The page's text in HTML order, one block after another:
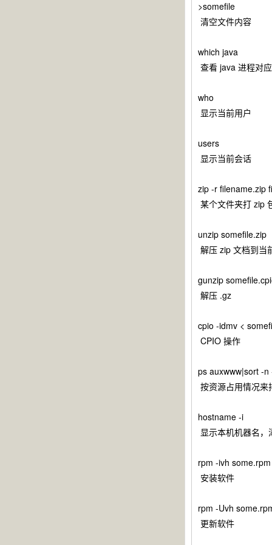
>somefile
清空文件内容
which java
查看 java 进程对
who
显示当前用户
users
显示当前会话
zip -r filename.zip
某个文件夹打 zip
unzip somefile.zip
解压 zip 文档到当
gunzip
解压 .gz
cpio -idmv <
CPIO 操作
ps auxwww|sort -
按资源占用情况
hostname -i
显示本机机器名
rpm -ivh some.rpm
安装软件
rpm -Uvh
更新软件